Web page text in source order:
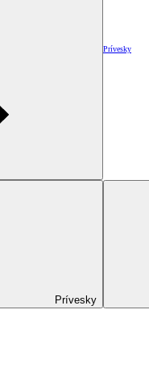
Prívesky
Prívesky